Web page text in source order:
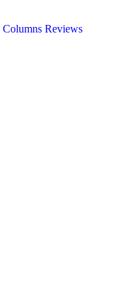
Columns Reviews